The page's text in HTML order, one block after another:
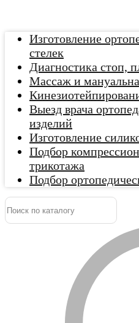
Изготовление
стелек
Диагностика стоп,
Массаж и
Выезд врача
изделий
Изготовление
Подбор
трикотажа
Подбор